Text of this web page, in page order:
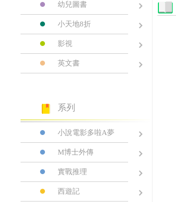
幼兒圖書
小天地8折
影視
英文書
系列
小說電影多啦A夢
M博士外傳
實戰推理
西遊記